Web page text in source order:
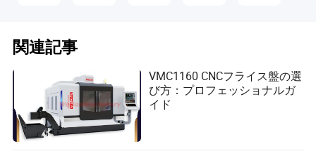
関連記事
VMC1160 CNCフライス盤の選
び方：プロフェッショナルガ
イド